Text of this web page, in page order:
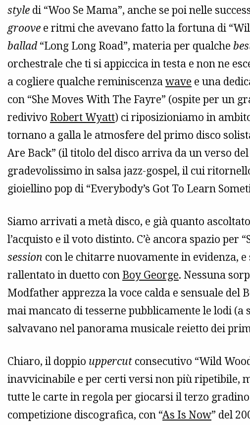
style di “Woo Se Mama”, anche se poi nelle
groove e ritmi che avevano fatto la fortuna di
ballad“Long Long Road”, materia per qualche
orchestrale che ti si appiccica in testa e non ne
a cogliere qualche reminiscenzawave e una
con “She Moves With The Fayre” (ospite per un
redivivo Robert Wyatt) ci riposizioniamo in
tornano a galla le atmosfere del primo disco
Are Back” (il titolo del disco arriva da un verso
gradevolissimo in salsa jazz-gospel, il cui
gioiellino pop di “Everybody’s Got To Learn
Siamo arrivati a metà disco, e già quanto
l’acquisto e il voto distinto. C’è ancora spazio per
session con le chitarre nuovamente in evidenza, e
rallentato in duetto con Boy George. Nessuna
Modfather apprezza la voce calda e sensuale del
mai mancato di tesserne pubblicamente le lodi (a
salvavano nel panorama musicale reietto dei
Chiaro, il doppio uppercut consecutivo “Wild
inavvicinabile e per certi versi non più ripetibile,
tutte le carte in regola per giocarsi il terzo
competizione discografica, con “As Is Now” del